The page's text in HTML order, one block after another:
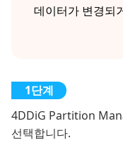
데이터가 변경되
4DDiG Partition
선택합니다.